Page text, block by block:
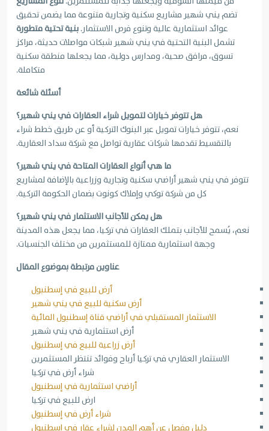
تضم يني شهير مشاريع سكنية وتجارية متنوعة مما يضمن تحقيق
عوائد استثمارية عالية وتنوع فرص الاستثمار.بنية تحتية متطورة
تشمل البنية التحتية في يني شهير شبكات مواصلات حديثة، مراكز
تسوق، مرافق صحية، ومدارس دولية، مما يجعلها منطقة سكنية
متكاملة.
أسئلة شائعة
هل تتوفر خيارات لتمويل شراء العقارات في يني شهير؟
نعم، تتوفر خيارات تمويل عبر البنوك التركية أو عن طريق خطط شراء
بالتقسيط تقدمها شركات عقارية تواصل مع شركة سداد العقارية.
ما هي أنواع العقارات المتاحة في يني شهير؟
تتوفر في يني شهير أراضي سكنية وتجارية وزراعية بالإضافة لمشاريع
كل من شركة توكي وإملاك كونوت بضمان الحكومة التركية.
هل يمكن للأجانب الاستثمار في يني شهير؟
نعم، يُسمح للأجانب بتملك العقارات في تركيا، مما يجعل هذه المدينة
وجهة استثمارية ممتازة للمستثمرين من مختلف الجنسيات.
عناوين مرتبطة بموضوع المقال
أرض للبيع في إسطنبول
أرض سكنية للبيع في يني شهير
الاستثمار المستقبلي في أراضي قناة إسطنبول المائية
أرض استثمارية في يني شهير
أرض زراعية للبيع في إسطنبول
الاستثمار العقاري في تركيا أرباح وفوائد تنتظر المستثمرين
شراء أرض في تركيا
أراضي استثمارية في إسطنبول
ارض للبيع في تركيا
شراء أرض في إسطنبول
دليل مفصل عن أهم المدن لشراء عقار في إسطنبول